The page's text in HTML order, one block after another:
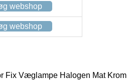
webshop
webshop
Fix Væglampe Halogen Mat Krom